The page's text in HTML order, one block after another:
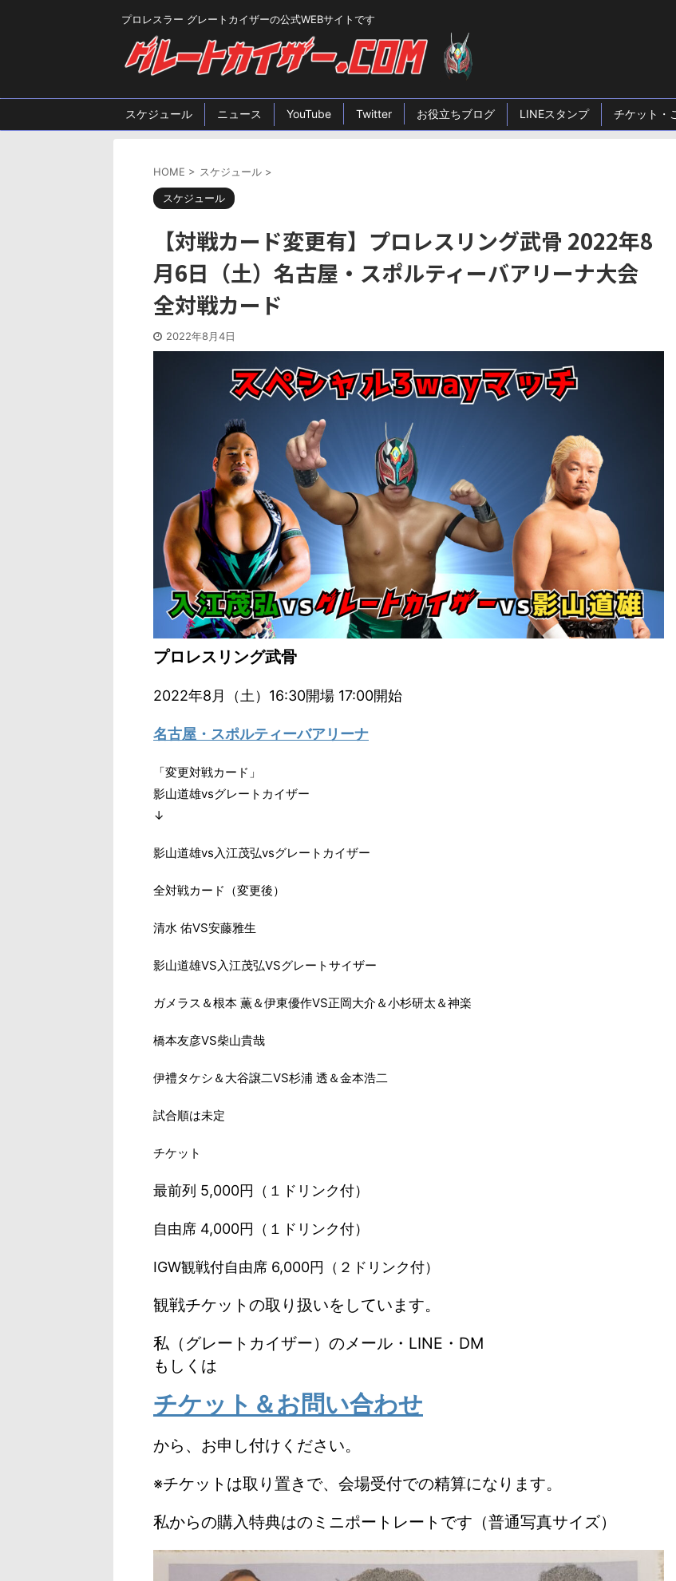
プロレスラー グレートカイザーの公式WEBサイトです
スケジュール ニュース YouTube Twitter お役立ちブログ LINEスタンプ チケット・
HOME > スケジュール >
スケジュール
【対戦カード変更有】プロレスリング武骨 2022年8
月6日（土）名古屋・スポルティーバアリーナ大会
全対戦カード
2022年8月4日
プロレスリング武骨
2022年8月（土）16:30開場 17:00開始
名古屋・スポルティーバアリーナ
「変更対戦カード」
影山道雄vsグレートカイザー
↓
影山道雄vs入江茂弘vsグレートカイザー
全対戦カード（変更後）
清水 佑VS安藤雅生
影山道雄VS入江茂弘VSグレートサイザー
ガメラス＆根本 薫＆伊東優作VS正岡大介＆小杉研太＆神楽
橋本友彦VS柴山貴哉
伊禮タケシ＆大谷譲二VS杉浦 透＆金本浩二
試合順は未定
チケット
最前列 5,000円（１ドリンク付）
自由席 4,000円（１ドリンク付）
IGW観戦付自由席 6,000円（２ドリンク付）
観戦チケットの取り扱いをしています。
私（グレートカイザー）のメール・LINE・DM
もしくは
チケット＆お問い合わせ
から、お申し付けください。
※チケットは取り置きで、会場受付での精算になります。
私からの購入特典はのミニポートレートです（普通写真サイズ）